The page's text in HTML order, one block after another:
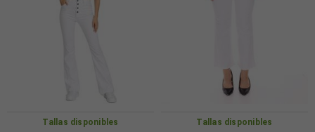
Tallas disponibles Tallas disponibles